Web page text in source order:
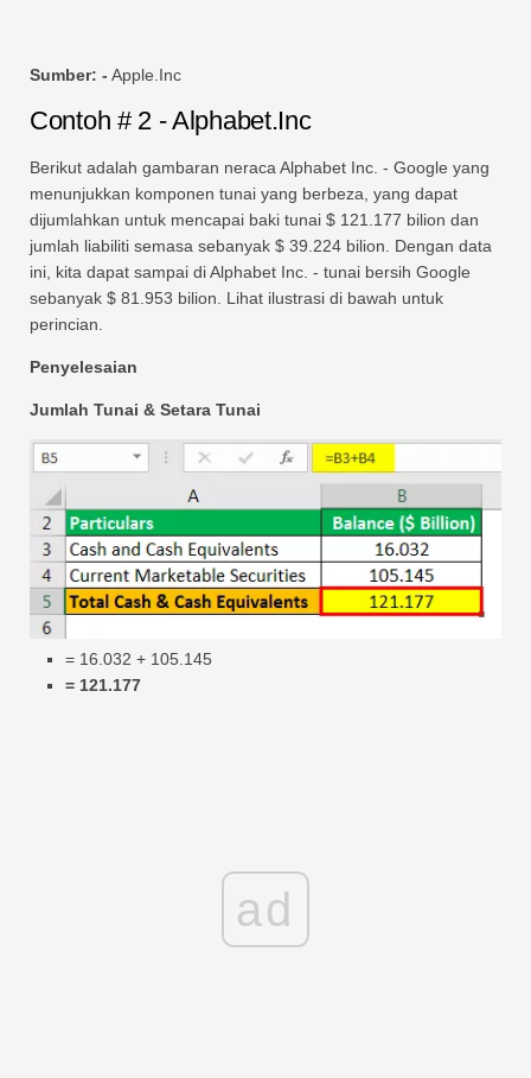
Sumber: - Apple.Inc
Contoh # 2 - Alphabet.Inc
Berikut adalah gambaran neraca Alphabet Inc. - Google yang
menunjukkan komponen tunai yang berbeza, yang dapat
dijumlahkan untuk mencapai baki tunai $ 121.177 bilion dan
jumlah liabiliti semasa sebanyak $ 39.224 bilion. Dengan data
ini, kita dapat sampai di Alphabet Inc. - tunai bersih Google
sebanyak $ 81.953 bilion. Lihat ilustrasi di bawah untuk
perincian.
Penyelesaian
Jumlah Tunai & Setara Tunai
= 16.032 + 105.145
= 121.177
ad